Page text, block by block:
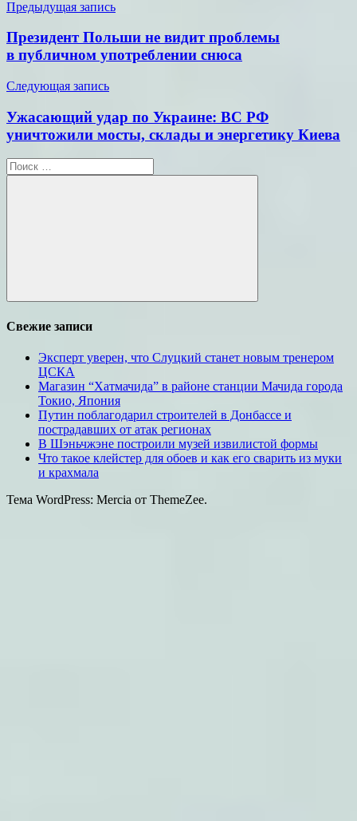
Навигация
по
записям
Предыдущая запись
Президент Польши не видит проблемы
в публичном употреблении снюса
Следующая запись
Ужасающий удар по Украине: ВС РФ
уничтожили мосты, склады и энергетику Киева
Поиск
для:
Поиск
Свежие записи
Эксперт уверен, что Слуцкий станет новым тренером
ЦСКА
Магазин “Хатмачида” в районе станции Мачида города
Токио, Япония
Путин поблагодарил строителей в Донбассе и
пострадавших от атак регионах
В Шэньчжэне построили музей извилистой формы
Что такое клейстер для обоев и как его сварить из муки
и крахмала
Тема WordPress: Mercia от ThemeZee.